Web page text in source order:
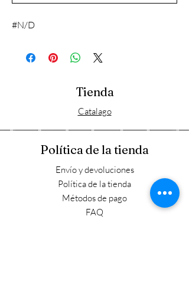
#N/D
Tienda
Catalago
Política de la tienda
Envío y devoluciones
Política de la tienda
Métodos de pago
FAQ